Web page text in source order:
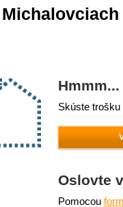
Skúste
Oslovte
Pomocou